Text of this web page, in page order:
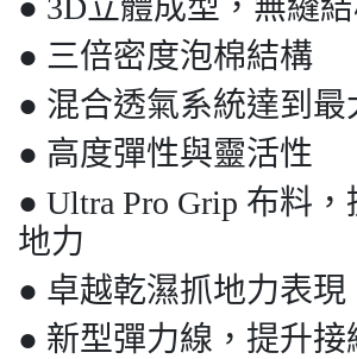
● 3D立體成型，無縫
● 三倍密度泡棉結構
● 混合透氣系統達到最
● 高度彈性與靈活性
● Ultra Pro Grip 布料
地力
● 卓越乾濕抓地力表現
● 新型彈力線，提升接